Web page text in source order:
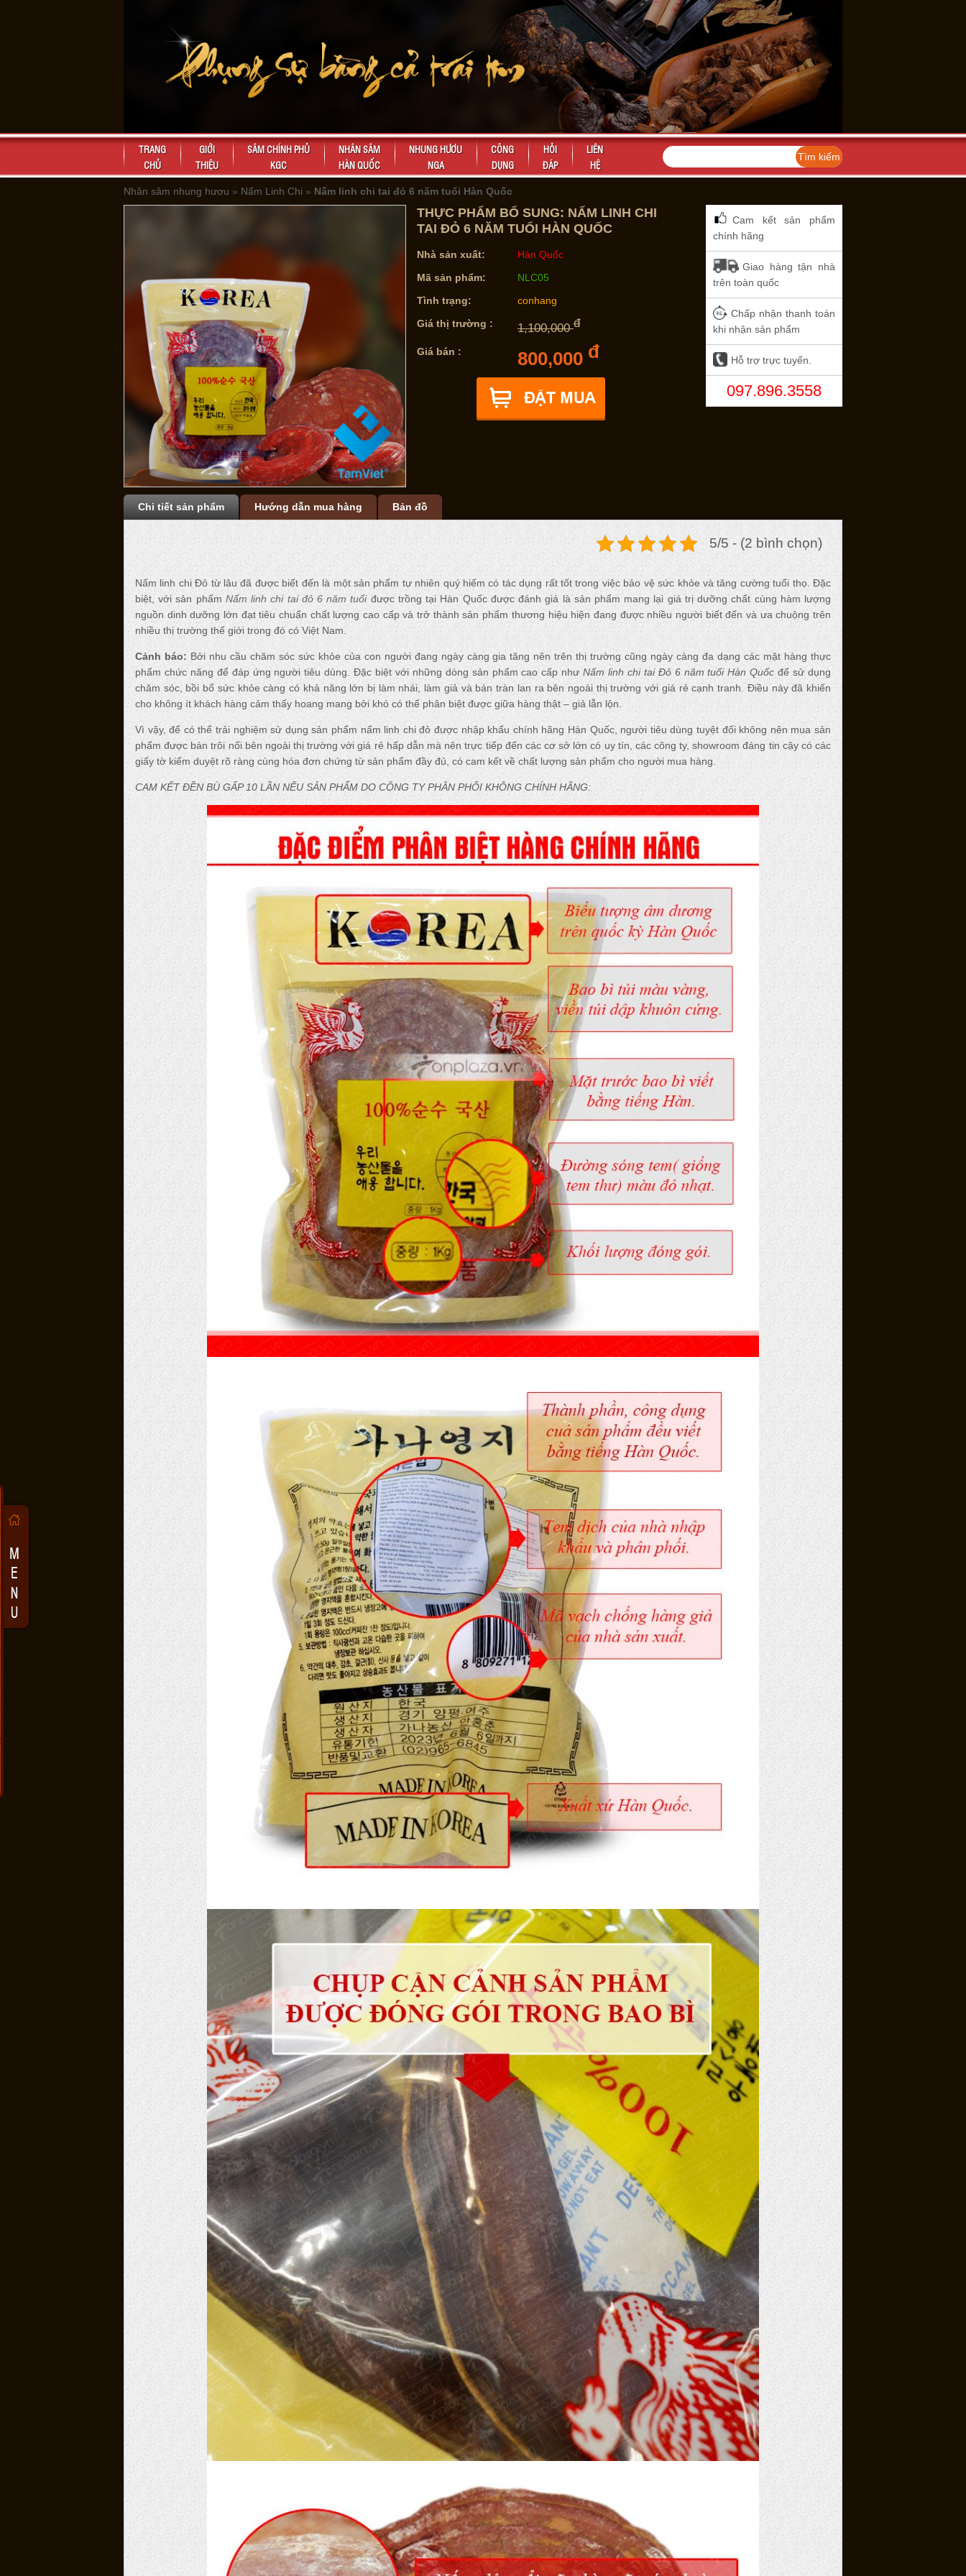
TRANG
CHỦ
GIỚI
THIỆU
SÂM CHÍNH PHỦ
KGC
NHÂN SÂM
HÀN QUỐC
NHUNG HƯƠU
NGA
CÔNG
DỤNG
HỎI
ĐÁP
LIÊN
HỆ
Nhân sâm nhung hươu » Nấm Linh Chi » Nấm linh chi tai đỏ 6 năm tuổi Hàn Quốc
THỰC PHẨM BỔ SUNG: NẤM LINH CHI
TAI ĐỎ 6 NĂM TUỔI HÀN QUỐC
Nhà sản xuất:
Hàn Quốc
Mã sản phẩm:
NLC05
Tình trạng:
conhang
Giá thị trường :
1,100,000đ
Giá bán : 800,000 đ
Cam kết sản phẩm
chính hãng
Giao hàng tận nhà
trên toàn quốc
Chấp nhận thanh toán
khi nhận sản phẩm
Hỗ trợ trực tuyến.
097.896.3558
Chi tiết sản phẩm Hướng dẫn mua hàng Bản đồ
5/5 - (2 bình chọn)
Nấm linh chi Đỏ từ lâu đã được biết đến là một sản phẩm tự nhiên quý hiếm có tác dụng rất tốt trong việc bảo vệ sức khỏe và tăng cường tuổi thọ. Đặc
biệt, với sản phẩm Nấm linh chi tai đỏ 6 năm tuổiđược trồng tại Hàn Quốc được đánh giá là sản phẩm mang lại giá trị dưỡng chất cùng hàm lượng
nguồn dinh dưỡng lớn đạt tiêu chuẩn chất lượng cao cấp và trở thành sản phẩm thương hiệu hiện đang được nhiều người biết đến và ưa chuộng trên
nhiều thị trường thế giới trong đó có Việt Nam.
Cảnh báo: Bởi nhu cầu chăm sóc sức khỏe của con người đang ngày càng gia tăng nên trên thị trường cũng ngày càng đa dạng các mặt hàng thực
phẩm chức năng để đáp ứng người tiêu dùng. Đặc biệt với những dòng sản phẩm cao cấp nhưNấm linh chi tai Đỏ 6 năm tuổi Hàn Quốc để sử dụng
chăm sóc, bồi bổ sức khỏe càng có khả năng lớn bị làm nhái, làm giả và bán tràn lan ra bên ngoài thị trường với giá rẻ cạnh tranh. Điều này đã khiến
cho không ít khách hàng cảm thấy hoang mang bởi khó có thể phân biệt được giữa hàng thật – giả lẫn lộn.
Vì vậy, để có thể trải nghiệm sử dụng sản phẩm nấm linh chi đỏ được nhập khẩu chính hãng Hàn Quốc, người tiêu dùng tuyệt đối không nên mua sản
phẩm được bán trôi nổi bên ngoài thị trường với giá rẻ hấp dẫn mà nên trực tiếp đến các cơ sở lớn có uy tín, các công ty, showroom đáng tin cậy có các
giấy tờ kiểm duyệt rõ ràng cùng hóa đơn chứng từ sản phẩm đầy đủ, có cam kết về chất lượng sản phẩm cho người mua hàng.
CAM KẾT ĐỀN BÙ GẤP 10 LẦN NẾU SẢN PHẨM DO CÔNG TY PHÂN PHỐI KHÔNG CHÍNH HÃNG: